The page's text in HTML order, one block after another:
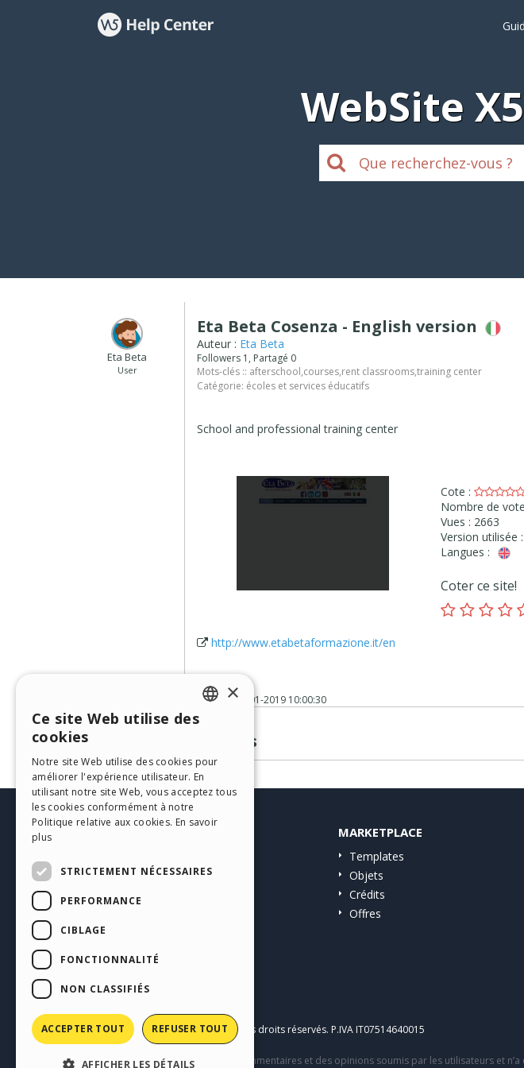
WebSite X5
Eta Beta
User
Eta Beta Cosenza - English version
Auteur : Eta Beta
Followers 1, Partagé 0
Mots-clés :: afterschool,courses,rent classrooms,training center
Catégorie: écoles et services éducatifs
School and professional training center
Cote :
Nombre de
Vues : 2663
Version utilisée
Langues :
Coter ce site!
http://www.etabetaformazione.it/en
Posté le30-01-2019 10:00:30
Pas de commentaires
Communauté
Sites Utilisateurs
MARKETPLACE
Templates
Objets
Crédits
Offres
Copyright © 2026Incomedia s.r.l. Tous droits réservés. P.IVA IT07514640015
Ce site contient des contenus, des commentaires et des opinions soumis par les utilisateurs et
ENGLISH
GERMAN
SPANISH
×
Ce site Web utilise des
cookies
Notre site Web utilise des cookies pour
améliorer l'expérience utilisateur. En
utilisant notre site Web, vous acceptez tous
les cookies conformément à notre
Politique relative aux cookies. En savoir
plus
STRICTEMENT NÉCESSAIRES
PERFORMANCE
CIBLAGE
FONCTIONNALITÉ
NON CLASSIFIÉS
ACCEPTER TOUT REFUSER TOUT
AFFICHER LES DÉTAILS